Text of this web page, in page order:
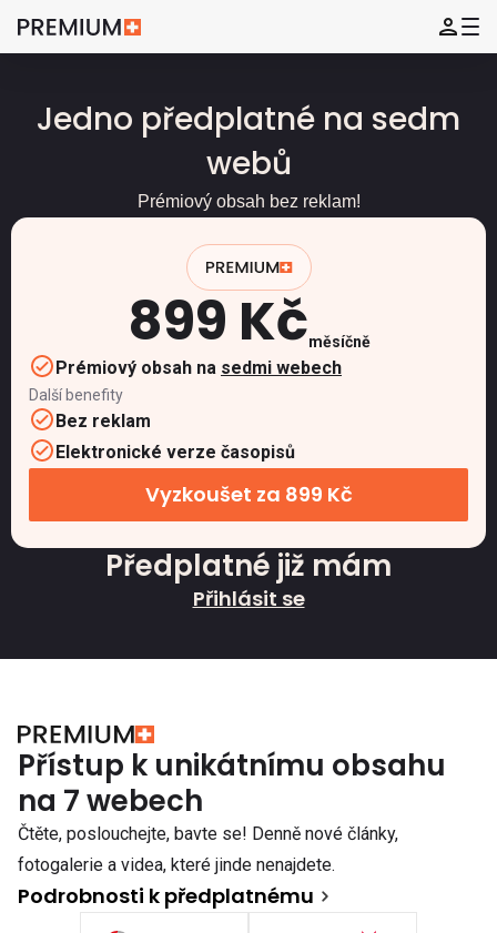
Jedno předplatné na sedm
webů
Prémiový obsah bez reklam!
899 Kčměsíčně
Prémiový obsah na sedmi webech
Další benefity
Bez reklam
Elektronické verze časopisů
Vyzkoušet za 899 Kč
Předplatné již mám
Přihlásit se
Přístup k unikátnímu obsahu
na 7 webech
Čtěte, poslouchejte, bavte se! Denně nové články,
fotogalerie a videa, které jinde nenajdete.
Podrobnosti k předplatnému